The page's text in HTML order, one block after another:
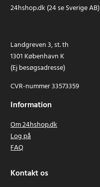
24hshop.dk (24 se Sverige AB)
Landgreven 3, st. th
1301 København K
(Ej besøgsadresse)
CVR-nummer 33573359
Information
Om 24hshop.dk
Log på
FAQ
Kontakt os